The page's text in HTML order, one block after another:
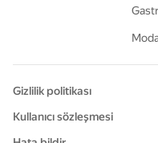
Gizlilik politikası
Kullanıcı sözleşmesi